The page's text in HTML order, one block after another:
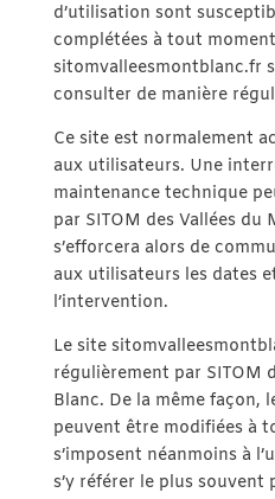
d’utilisation sont
complétées à tout
sitomvalleesmontblanc.fr
consulter de manière
Ce site est normalement
aux utilisateurs. Une
maintenance technique
par SITOM des Vallées du
s’efforcera alors de
aux utilisateurs les dates
l’intervention.
Le site
régulièrement par SITOM
Blanc. De la même façon,
peuvent être modifiées à
s’imposent néanmoins à
s’y référer le plus souvent